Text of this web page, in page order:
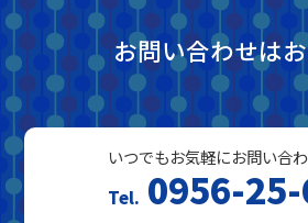
お問い合わせは
いつでもお気軽にお問い合
0956-